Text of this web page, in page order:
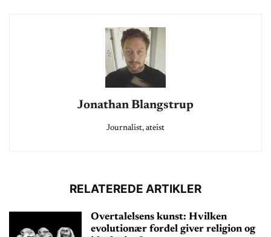
Jonathan Blangstrup
Journalist, ateist
RELATEREDE ARTIKLER
Overtalelsens kunst: Hvilken
evolutionær fordel giver religion og